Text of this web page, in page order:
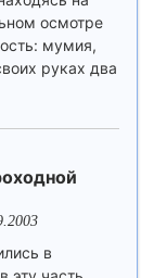
осмотре
мумия,
руках два
в